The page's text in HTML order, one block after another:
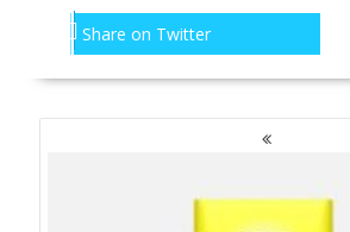
Share on Twitter
NAWIGACJA